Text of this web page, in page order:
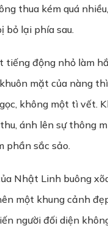
thua kém quá
bỏ lại phía sau.
tiếng động nhỏ làm
mặt của nàng
không một tì vết.
ánh lên sự thông
phần sắc sảo.
Nhật Linh buông
một khung cảnh
người đối diện